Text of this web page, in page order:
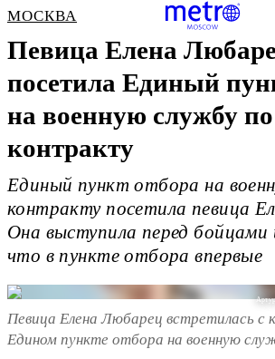
МОСКВА
Певица Елена
посетила Единый
на военную службу по
контракту
Единый пункт отбора на
контракту посетила певица
Она выступила перед бойцами
что в пункте отбора впервые
Певица Елена Любарец встретилась с
Едином пункте отбора на военную